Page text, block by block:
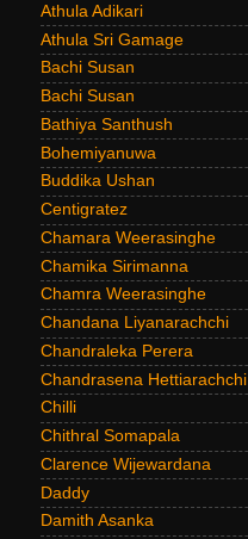
Athula Adikari
Athula Sri Gamage
Bachi Susan
Bachi Susan
Bathiya Santhush
Bohemiyanuwa
Buddika Ushan
Centigratez
Chamara Weerasinghe
Chamika Sirimanna
Chamra Weerasinghe
Chandana Liyanarachchi
Chandraleka Perera
Chandrasena Hettiarachchi
Chilli
Chithral Somapala
Clarence Wijewardana
Daddy
Damith Asanka